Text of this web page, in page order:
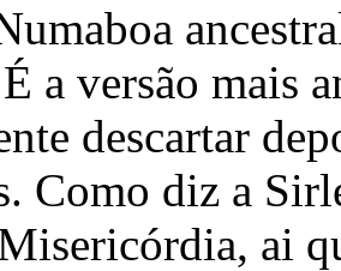
a versão mais
descartar
Como diz a
ai